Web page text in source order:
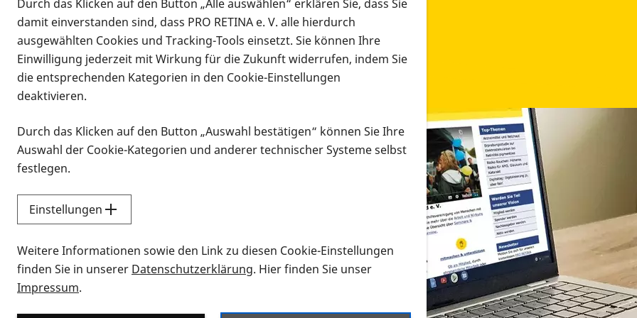
Infomaterial
Infomaterial
Vorlesen
Alle Infomaterialien in verschiedenen Formaten an
Sie möchten wissen, wie Sie nach Infonmaterial suchen und dieses bestellen bzw. herunterladen
Durch das Klicken auf den Button „Alle auswählen“ erklären Sie, dass Sie
damit einverstanden sind, dass PRO RETINA e. V. alle hierdurch
ausgewählten Cookies und Tracking-Tools einsetzt. Sie können Ihre
Einwilligung jederzeit mit Wirkung für die Zukunft widerrufen, indem Sie
die entsprechenden Kategorien in den Cookie-Einstellungen
deaktivieren.
Durch das Klicken auf den Button „Auswahl bestätigen“ können Sie Ihre
Auswahl der Cookie-Kategorien und anderer technischer Systeme selbst
festlegen.
Einstellungen
Weitere Informationen sowie den Link zu diesen Cookie-Einstellungen
finden Sie in unserer Datenschutzerklärung. Hier finden Sie unser
Impressum.